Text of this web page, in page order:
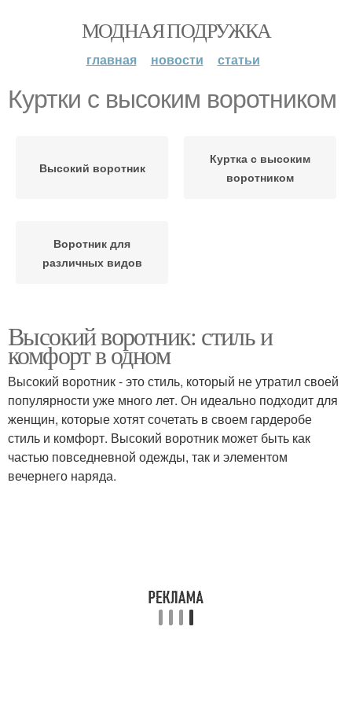
МОДНАЯ ПОДРУЖКА
главная новости статьи
Куртки с высоким воротником
Высокий воротник
Куртка с высоким
воротником
Воротник для
различных видов
Высокий воротник: стиль и
комфорт в одном
Высокий воротник - это стиль, который не утратил своей
популярности уже много лет. Он идеально подходит для
женщин, которые хотят сочетать в своем гардеробе
стиль и комфорт. Высокий воротник может быть как
частью повседневной одежды, так и элементом
вечернего наряда.